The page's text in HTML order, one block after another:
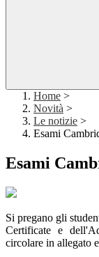
Home >
Novità >
Le notizie >
Esami
Esami
Si pregano gli
Certificate e
circolare in allegato